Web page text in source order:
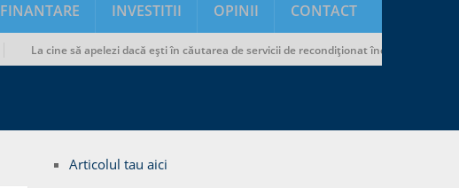
FINANTARE INVESTITII OPINII CONTACT
La cine să apelezi dacă ești în căutarea de servicii de recondiționat încălțăminte și genți
Articolul tau aici